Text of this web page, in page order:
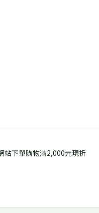
站下單購物滿2,000元現折